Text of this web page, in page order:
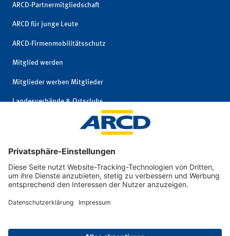
ARCD-Partnermitgliedschaft
ARCD für junge Leute
ARCD-Firmenmobilitätsschutz
Mitglied werden
Mitglieder werben Mitglieder
Landesverbände & Ortsclubs
Mitgliedschaft kündigen